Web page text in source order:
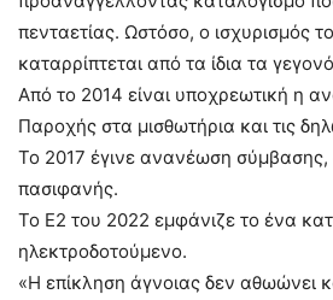
πενταετίας. Ωστόσο, ο ισχυρισμός
καταρρίπτεται από τα ίδια τα
Από το 2014 είναι υποχρεωτική η
Παροχής στα μισθωτήρια και τις
Το 2017 έγινε ανανέωση σύμβασης,
πασιφανής.
Το Ε2 του 2022 εμφάνιζε το ένα
ηλεκτροδοτούμενο.
«Η επίκληση άγνοιας δεν αθωώνει